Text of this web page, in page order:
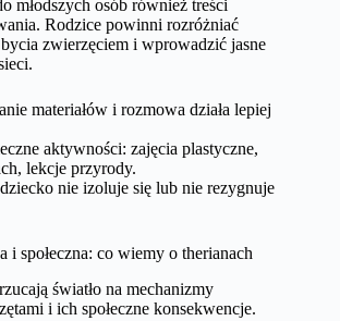
młodszych osób również treści
Rodzice powinni rozróżniać
zwierzęciem i wprowadzić jasne
materiałów i rozmowa działa lepiej
aktywności: zajęcia plastyczne,
lekcje przyrody.
nie izoluje się lub nie rezygnuje
i społeczna: co wiemy o therianach
światło na mechanizmy
i ich społeczne konsekwencje.